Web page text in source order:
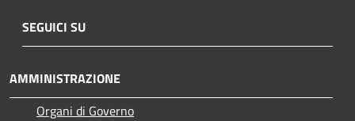
SEGUICI SU
AMMINISTRAZIONE
Organi di Governo